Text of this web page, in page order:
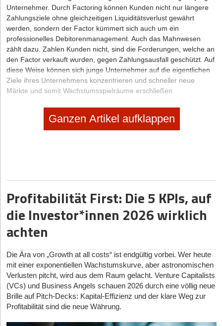
Unternehmer. Durch Factoring können Kunden nicht nur längere
Zahlungsziele ohne gleichzeitigen Liquiditätsverlust gewährt
werden, sondern der Factor kümmert sich auch um ein
professionelles Debitorenmanagement. Auch das Mahnwesen
zählt dazu. Zahlen Kunden nicht, sind die Forderungen, welche an
den Factor verkauft wurden, gegen Zahlungsausfall geschützt. Auf
diese Weise können sich junge Unternehmer auf die eigentlichen
Ziele ihres Unternehmens konzentrieren und schneller neue
Märkte und somit Wachstumsspielräume erschließen.
Ganzen Artikel aufklappen
Profitabilität First: Die 5 KPIs, auf
die Investor*innen 2026 wirklich
achten
Die Ära von „Growth at all costs“ ist endgültig vorbei. Wer heute
mit einer exponentiellen Wachstumskurve, aber astronomischen
Verlusten pitcht, wird aus dem Raum gelacht. Venture Capitalists
(VCs) und Business Angels schauen 2026 durch eine völlig neue
Brille auf Pitch-Decks: Kapital-Effizienz und der klare Weg zur
Profitabilität sind die neue Währung.